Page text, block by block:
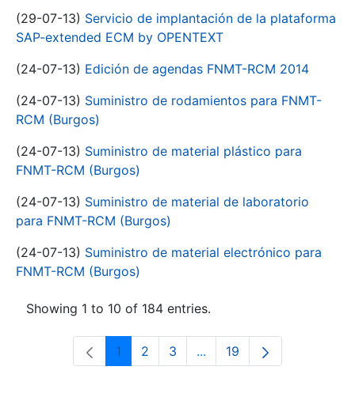
(29-07-13) Servicio de implantación de la plataforma
SAP-extended ECM by OPENTEXT
(24-07-13) Edición de agendas FNMT-RCM 2014
(24-07-13) Suministro de rodamientos para FNMT-
RCM (Burgos)
(24-07-13) Suministro de material plástico para
FNMT-RCM (Burgos)
(24-07-13) Suministro de material de laboratorio
para FNMT-RCM (Burgos)
(24-07-13) Suministro de material electrónico para
FNMT-RCM (Burgos)
Showing 1 to 10 of 184 entries.
Page
1 Page
2 Page
3 ...Intermediate Pages Use
Page
19